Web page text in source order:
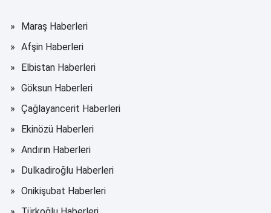
Maraş Haberleri
Afşin Haberleri
Elbistan Haberleri
Göksun Haberleri
Çağlayancerit Haberleri
Ekinözü Haberleri
Andırın Haberleri
Dulkadiroğlu Haberleri
Onikişubat Haberleri